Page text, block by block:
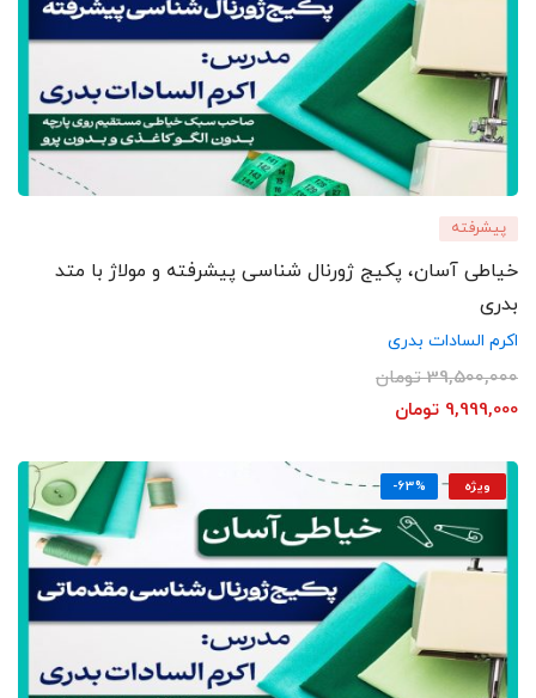
پیشرفته
خیاطی آسان، پکیج ژورنال شناسی پیشرفته و مولاژ با متد
بدری
اکرم السادات بدری
39,500,000 تومان
9,999,000 تومان
ویژه -63%